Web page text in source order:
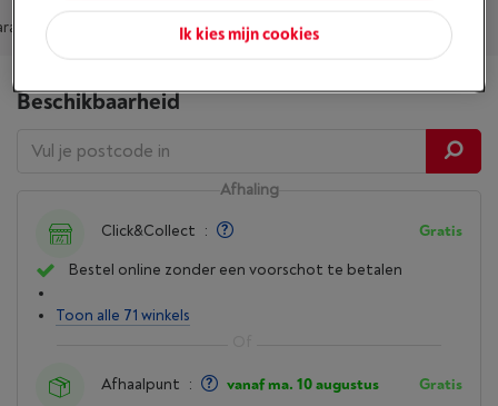
Aanbevolen combinaties Accessoires Ons advies
Beschikbaarheid
Afhaling
Click&Collect : Gratis
Bestel online zonder een voorschot te betalen
Toon alle 71 winkels
Afhaalpunt : vanaf ma. 10 augustus Gratis
Ik kies mijn cookies